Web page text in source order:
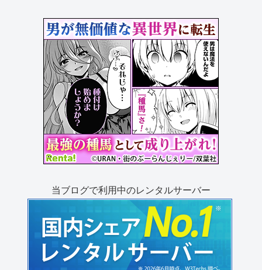
当ブログで利用中のレンタルサーバー